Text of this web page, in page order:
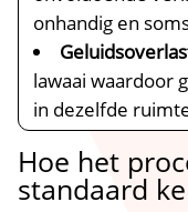
onhandig en
lawaai waardoor
in dezelfde
Hoe het
standaard